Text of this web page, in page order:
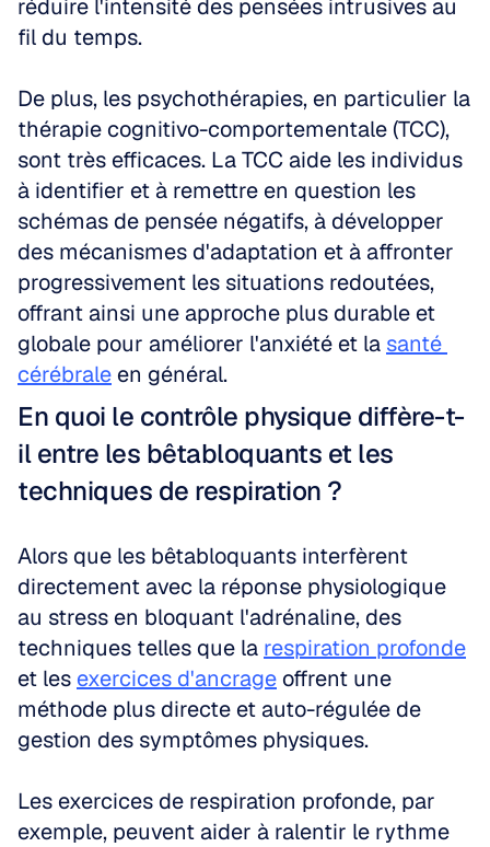
réduire l'intensité des pensées intrusives au
fil du temps.
De plus, les psychothérapies, en particulier la
thérapie cognitivo-comportementale (TCC),
sont très efficaces. La TCC aide les individus
à identifier et à remettre en question les
schémas de pensée négatifs, à développer
des mécanismes d'adaptation et à affronter
progressivement les situations redoutées,
offrant ainsi une approche plus durable et
globale pour améliorer l'anxiété et la santé
cérébrale en général.
En quoi le contrôle physique diffère-t-
il entre les bêtabloquants et les
techniques de respiration ?
Alors que les bêtabloquants interfèrent
directement avec la réponse physiologique
au stress en bloquant l'adrénaline, des
techniques telles que la respiration profonde
et les exercices d'ancrage offrent une
méthode plus directe et auto-régulée de
gestion des symptômes physiques.
Les exercices de respiration profonde, par
exemple, peuvent aider à ralentir le rythme